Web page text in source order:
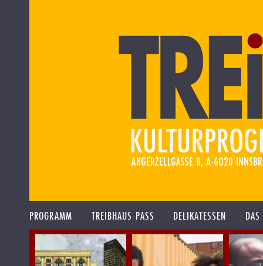
PROGRAMM TREIBHAUS-PASS DELIKATESSEN